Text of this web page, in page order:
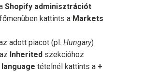
Shopify adminisztrációt
kattints a Markets
adott piacot (pl. Hungary)
Inherited szekcióhoz
language tételnél kattints a +